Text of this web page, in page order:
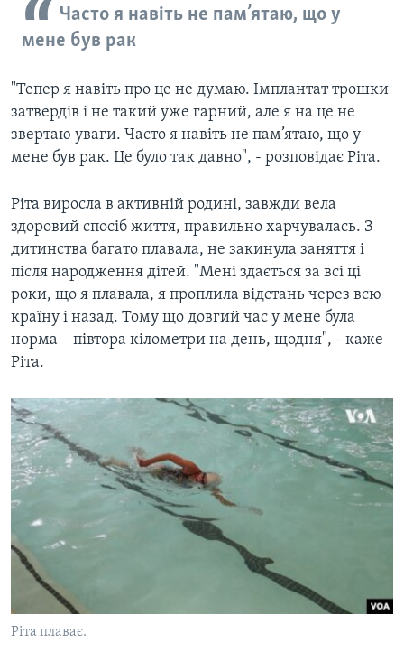
Часто я навіть не пам’ятаю, що у
мене був рак
"Тепер я навіть про це не думаю. Імплантат трошки
затвердів і не такий уже гарний, але я на це не
звертаю уваги. Часто я навіть не пам’ятаю, що у
мене був рак. Це було так давно", - розповідає Ріта.
Ріта виросла в активній родині, завжди вела
здоровий спосіб життя, правильно харчувалась. З
дитинства багато плавала, не закинула заняття і
після народження дітей. "Мені здається за всі ці
роки, що я плавала, я проплила відстань через всю
країну і назад. Тому що довгий час у мене була
норма – півтора кілометри на день, щодня", - каже
Ріта.​
Ріта плаває.